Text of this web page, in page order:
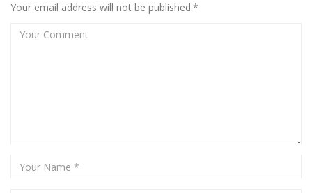
Your email address will not be published.*